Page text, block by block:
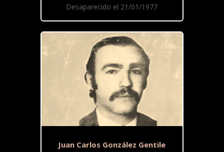
Desaparecido el 21/01/1977
Juan Carlos González Gentile